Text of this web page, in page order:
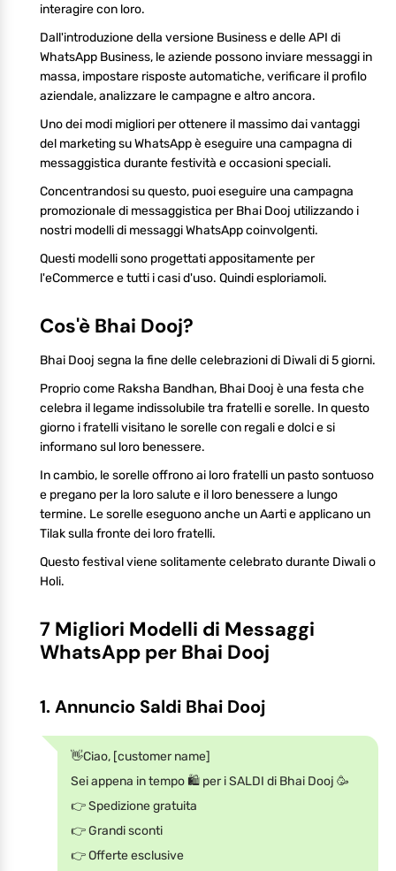
interagire con loro.
Dall'introduzione della versione Business e delle API di
WhatsApp Business, le aziende possono inviare messaggi in
massa, impostare risposte automatiche, verificare il profilo
aziendale, analizzare le campagne e altro ancora.
Uno dei modi migliori per ottenere il massimo dai vantaggi
del marketing su WhatsApp è eseguire una campagna di
messaggistica durante festività e occasioni speciali.
Concentrandosi su questo, puoi eseguire una campagna
promozionale di messaggistica per Bhai Dooj utilizzando i
nostri modelli di messaggi WhatsApp coinvolgenti.
Questi modelli sono progettati appositamente per
l'eCommerce e tutti i casi d'uso. Quindi esploriamoli.
Cos'è Bhai Dooj?
Bhai Dooj segna la fine delle celebrazioni di Diwali di 5 giorni.
Proprio come Raksha Bandhan, Bhai Dooj è una festa che
celebra il legame indissolubile tra fratelli e sorelle. In questo
giorno i fratelli visitano le sorelle con regali e dolci e si
informano sul loro benessere.
In cambio, le sorelle offrono ai loro fratelli un pasto sontuoso
e pregano per la loro salute e il loro benessere a lungo
termine. Le sorelle eseguono anche un Aarti e applicano un
Tilak sulla fronte dei loro fratelli.
Questo festival viene solitamente celebrato durante Diwali o
Holi.
7 Migliori Modelli di Messaggi
WhatsApp per Bhai Dooj
1. Annuncio Saldi Bhai Dooj
👋Ciao, [customer name]
Sei appena in tempo 🛍️ per i SALDI di Bhai Dooj 🥳
👉 Spedizione gratuita
👉 Grandi sconti
👉 Offerte esclusive